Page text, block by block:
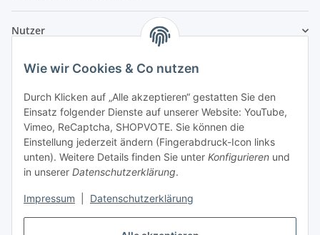
Wie wir Cookies & Co nutzen
Durch Klicken auf „Alle akzeptieren“ gestatten Sie den
Einsatz folgender Dienste auf unserer Website: YouTube,
Vimeo, ReCaptcha, SHOPVOTE. Sie können die
Einstellung jederzeit ändern (Fingerabdruck-Icon links
unten). Weitere Details finden Sie unter Konfigurieren und
in unserer Datenschutzerklärung.
Impressum Datenschutzerklärung
Nutzer